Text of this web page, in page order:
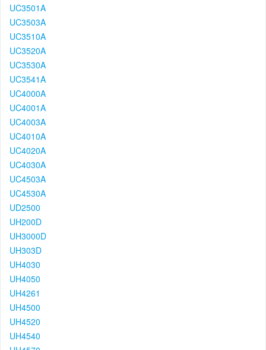
UC3501A
UC3503A
UC3510A
UC3520A
UC3530A
UC3541A
UC4000A
UC4001A
UC4003A
UC4010A
UC4020A
UC4030A
UC4503A
UC4530A
UD2500
UH200D
UH3000D
UH303D
UH4030
UH4050
UH4261
UH4500
UH4520
UH4540